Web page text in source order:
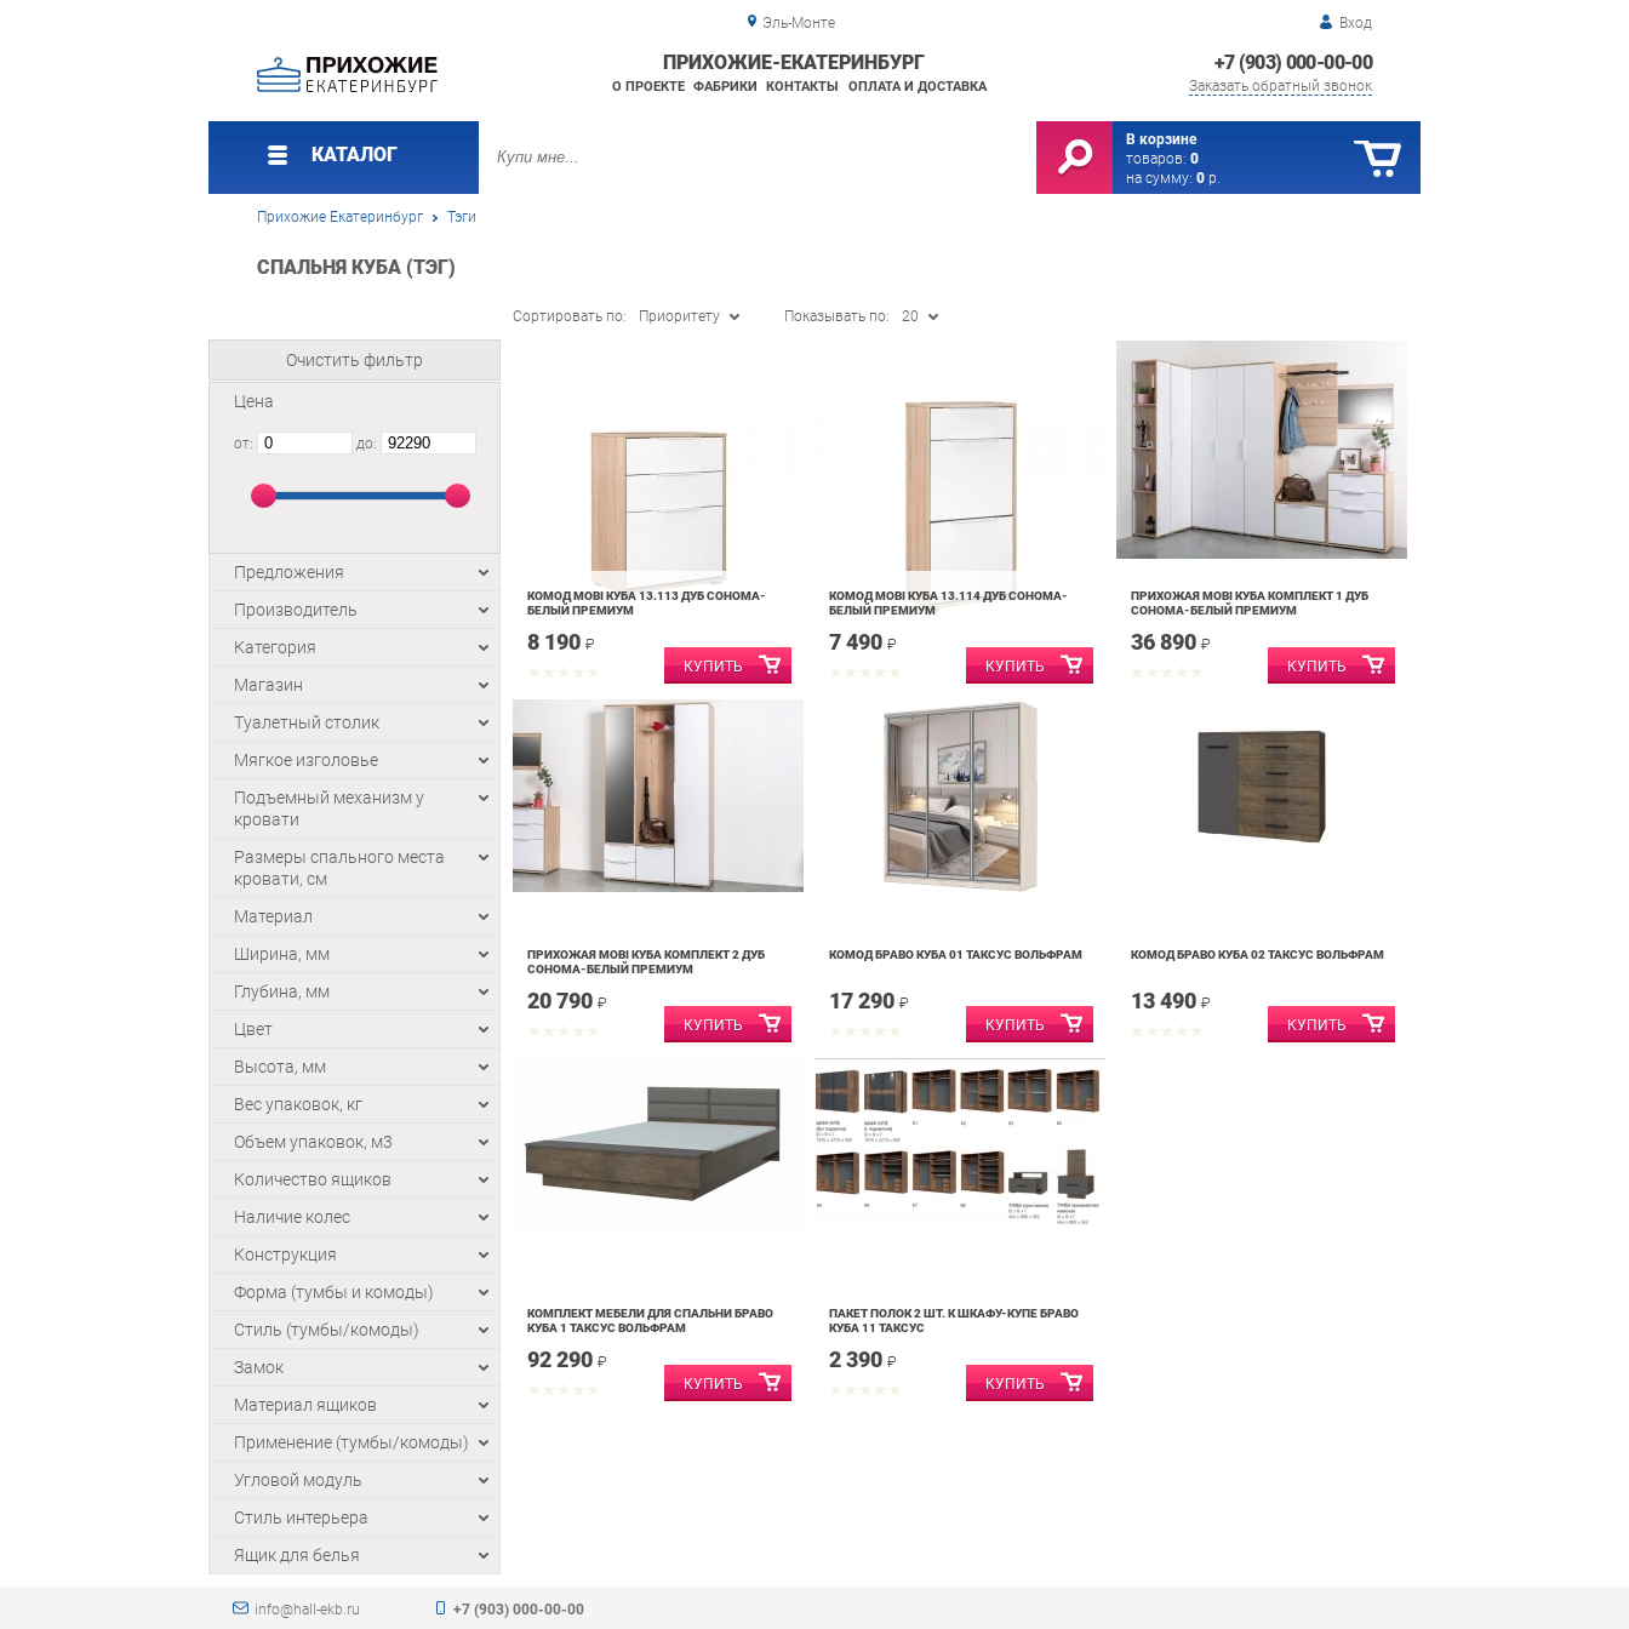
Эль-Монте Вход
+7 (903) 000-00-00
Заказать обратный звонок
ПРИХОЖИЕ-ЕКАТЕРИНБУРГ
О ПРОЕКТЕ ФАБРИКИ КОНТАКТЫ ОПЛАТА И ДОСТАВКА
КАТАЛОГ
В корзине
товаров: 0
на сумму: 0 р.
Прихожие Екатеринбург Тэги
СПАЛЬНЯ КУБА (ТЭГ)
Очистить фильтр
Цена
от: до:
Предложения
Производитель
Категория
Магазин
Туалетный столик
Мягкое изголовье
Подъемный механизм у
кровати
Размеры спального места
кровати, см
Материал
Ширина, мм
Глубина, мм
Цвет
Высота, мм
Вес упаковок, кг
Объем упаковок, м3
Количество ящиков
Наличие колес
Конструкция
Форма (тумбы и комоды)
Стиль (тумбы/комоды)
Замок
Материал ящиков
Применение (тумбы/комоды)
Угловой модуль
Стиль интерьера
Ящик для белья
Сортировать по: Приоритету Показывать по: 20
КОМОД MOBI КУБА 13.113 ДУБ СОНОМА-
БЕЛЫЙ ПРЕМИУМ
8 190 ₽
КОМОД MOBI КУБА 13.114 ДУБ СОНОМА-
БЕЛЫЙ ПРЕМИУМ
7 490 ₽
ПРИХОЖАЯ MOBI КУБА КОМПЛЕКТ 1 ДУБ
СОНОМА-БЕЛЫЙ ПРЕМИУМ
36 890 ₽
ПРИХОЖАЯ MOBI КУБА КОМПЛЕКТ 2 ДУБ
СОНОМА-БЕЛЫЙ ПРЕМИУМ
20 790 ₽
КОМОД БРАВО КУБА 01 ТАКСУС ВОЛЬФРАМ
17 290 ₽
КОМОД БРАВО КУБА 02 ТАКСУС ВОЛЬФРАМ
13 490 ₽
КОМПЛЕКТ МЕБЕЛИ ДЛЯ СПАЛЬНИ БРАВО
КУБА 1 ТАКСУС ВОЛЬФРАМ
92 290 ₽
ПАКЕТ ПОЛОК 2 ШТ. К ШКАФУ-КУПЕ БРАВО
КУБА 11 ТАКСУС
2 390 ₽
info@hall-ekb.ru +7 (903) 000-00-00